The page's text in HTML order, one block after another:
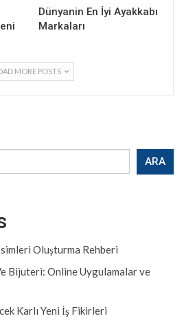
Dünyanin En İyi Ayakkabı
Markaları
MORE POSTS
ARA
Oluşturma Rehberi
Bijuteri: Online Uygulamalar ve
Karlı Yeni İş Fikirleri